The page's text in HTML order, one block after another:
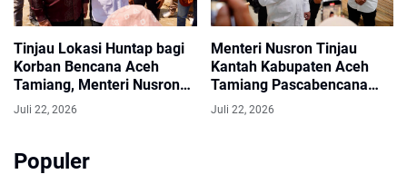
Tinjau Lokasi Huntap bagi
Korban Bencana Aceh
Tamiang, Menteri Nusron
Pastikan Lahan 100% Siap
Juli 22, 2026
Menteri Nusron Tinjau
Kantah Kabupaten Aceh
Tamiang Pascabencana
Hidrometeorologi Sumatera
Juli 22, 2026
Populer